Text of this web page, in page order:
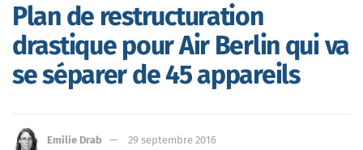
Plan de restructuration
drastique pour Air Berlin qui va
se séparer de 45 appareils
Emilie Drab 29 septembre 2016